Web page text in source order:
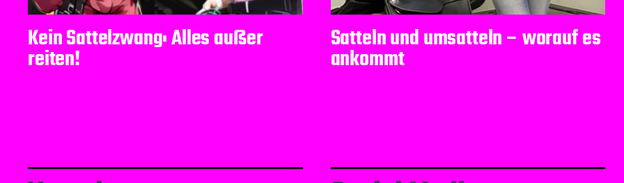
Kein Sattelzwang: Alles außer
reiten!
Satteln und umsatteln – worauf es
ankommt